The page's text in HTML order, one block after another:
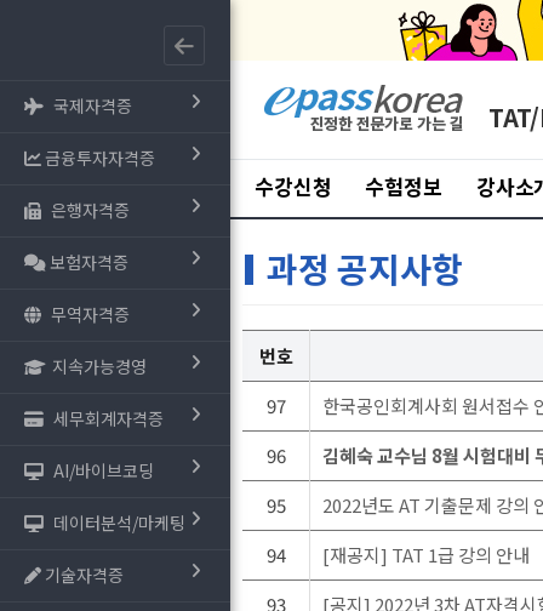
국제자격증
금융투자자격증
은행자격증
보험자격증
무역자격증
지속가능경영
세무회계자격증
AI/바이브코딩
데이터분석/마케팅
기술자격증
수강신청 수험정보 강사소
과정 공지사항
번호
97
한국공인회계사회 원서접수
96
김혜숙 교수님 8월 시험대비
95
2022년도 AT 기출문제 강의
94
[재공지] TAT 1급 강의 안내
93
[공지] 2022년 3차 AT자격시